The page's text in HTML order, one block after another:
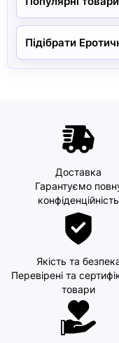
Підібрати
Доставка
Гарантуємо
конфіденційність
Якість та
Перевірені та
товари